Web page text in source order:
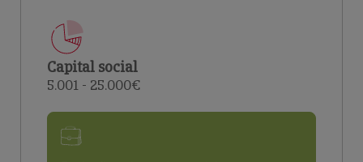
Capital social
5.001 - 25.000€